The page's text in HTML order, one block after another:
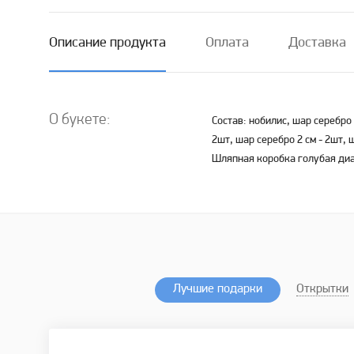
Описание продукта Оплата Доставка
О букете:
Состав: нобилис, шар
2шт, шар серебро 2 см - 2шт,
Шляпная коробка голубая
Лучшие подарки Открытки